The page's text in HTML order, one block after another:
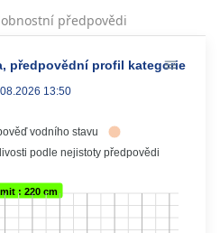
předpovědi
vodního stavu
podle nejistoty předpovědi
předpovědní profil kategorie A
13:50
: 220 cm